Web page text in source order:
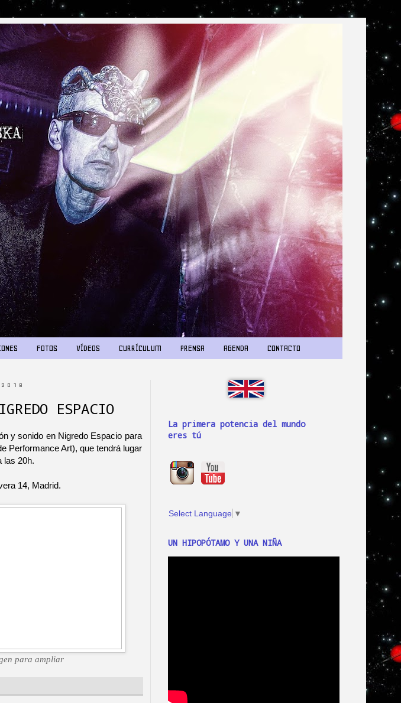
FOTOS VÍDEOS CURRÍCULUM PRENSA AGENDA CONTACTO
ESPACIO
y sonido en Nigredo Espacio para
Performance Art), que tendrá lugar
las 20h.
14, Madrid.
para ampliar
La primera potencia del mundo
eres tú
Select Language ▼
UN HIPOPÓTAMO Y UNA NIÑA